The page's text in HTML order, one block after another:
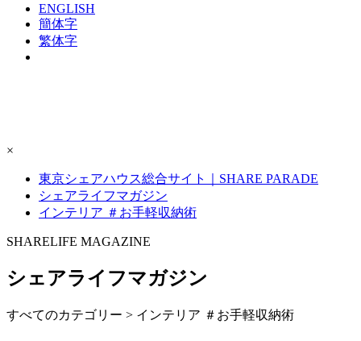
ENGLISH
簡体字
繁体字
×
東京シェアハウス総合サイト｜SHARE PARADE
シェアライフマガジン
インテリア ＃お手軽収納術
SHARELIFE MAGAZINE
シェアライフマガジン
すべてのカテゴリー > インテリア ＃お手軽収納術